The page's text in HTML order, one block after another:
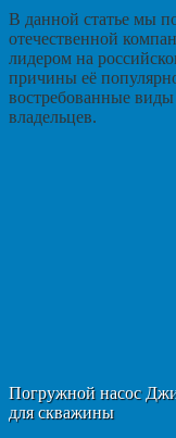
В данной статье мы
отечественной
лидером на
причины её
востребованные
владельцев.
Погружной насос
для скважины